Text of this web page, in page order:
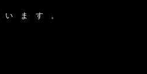
ま す 。